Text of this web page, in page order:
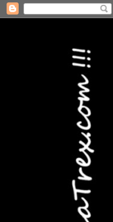
il nostro viaggio in MESSICO 2023...